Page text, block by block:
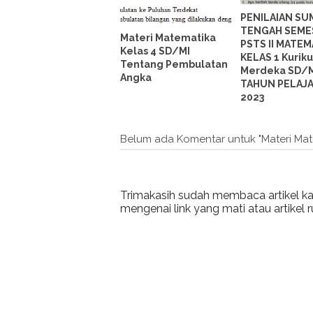
Materi Matematika
Kelas 4 SD/MI
Tentang Pembulatan
Angka
PENILAIAN
TENGAH
PSTS II
KELAS 1
Merdeka SD/
TAHUN
2023
Belum ada Komentar untuk "Materi
Trimakasih sudah membaca artikel
mengenai link yang mati atau artikel